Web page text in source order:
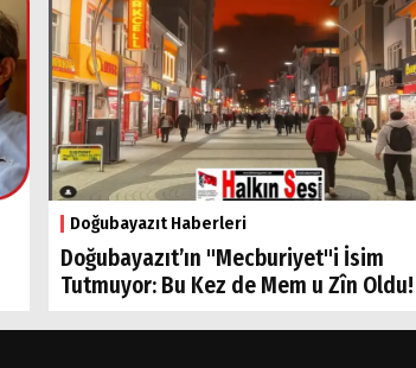
Doğubayazıt Haberleri
Doğubayazıt’ın "Mecburiyet"i İsim
Tutmuyor: Bu Kez de Mem u Zîn Oldu!